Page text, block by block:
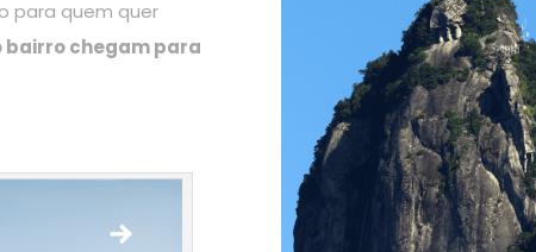
para quem quer
bairro chegam para